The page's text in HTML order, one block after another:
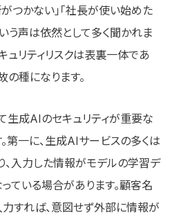
つかない」「社長が使い始めた
う声は依然として多く聞かれま
ュリティリスクは表裏一体であ
の種になります。
生成AIのセキュリティが重要な
第一に、生成AIサービスの多くは
、入力した情報がモデルの学習デ
ている場合があります。顧客名
すれば、意図せず外部に情報が